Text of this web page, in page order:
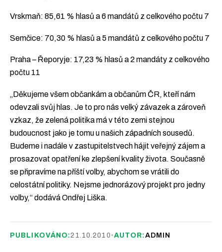
Vrskmaň: 85,61 % hlasů a 6 mandátů z celkového počtu 7
Semčice: 70,30 % hlasů a 5 mandátů z celkového počtu 7
Praha – Řeporyje: 17,23 % hlasů a 2 mandáty z celkového
počtu 11
„Děkujeme všem občankám a občanům ČR, kteří nám
odevzali svůj hlas. Je to pro nás velký závazek a zároveň
vzkaz, že zelená politika má v této zemi stejnou
budoucnost jako je tomu u našich západních sousedů.
Budeme i nadále v zastupitelstvech hájit veřejný zájem a
prosazovat opatření ke zlepšení kvality života. Současně
se připravíme na příští volby, abychom se vrátili do
celostátní politiky. Nejsme jednorázový projekt pro jedny
volby,“ dodává Ondřej Liška.
PUBLIKOVÁNO:21.10.2010 •AUTOR: ADMIN